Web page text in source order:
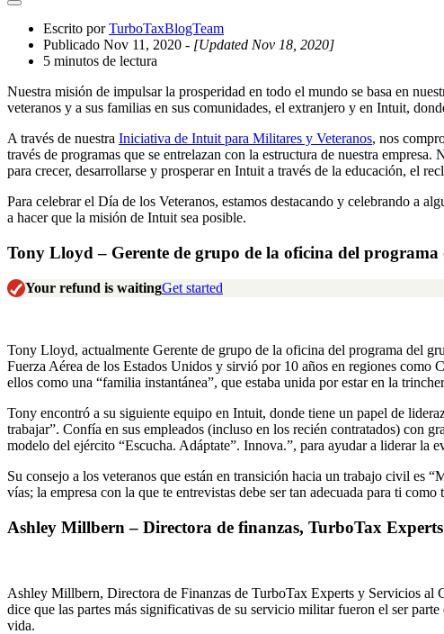
Abrir
cajón
compartido
Escrito porTurboTaxBlogTeam
Publicado Nov 11, 2020 - [Updated Nov 18, 2020]
5 minutos de lectura
Nuestra misión de impulsar la prosperidad en todo el mundo se basa en
veteranos y a sus familias en sus comunidades, el extranjero y en Intuit,
A través de nuestra Iniciativa de Intuit para Militares y Veteranos, nos
través de programas que se entrelazan con la estructura de nuestra
para crecer, desarrollarse y prosperar en Intuit a través de la educación, el
Para celebrar el Día de los Veteranos, estamos destacando y celebrando a
a hacer que la misión de Intuit sea posible.
Tony Lloyd – Gerente de grupo de la oficina del
Your refund is waitingGet started
Tony Lloyd, actualmente Gerente de grupo de la oficina del programa del
Fuerza Aérea de los Estados Unidos y sirvió por 10 años en regiones
ellos como una “familia instantánea”, que estaba unida por estar en la
Tony encontró a su siguiente equipo en Intuit, donde tiene un papel de
trabajar”. Confía en sus empleados (incluso en los recién contratados) con
modelo del ejército “Escucha. Adáptate”. Innova.”, para ayudar a liderar la
Su consejo a los veteranos que están en transición hacia un trabajo civil es
vías; la empresa con la que te entrevistas debe ser tan adecuada para ti
Ashley Millbern – Directora de finanzas, TurboTax
Ashley Millbern, Directora de Finanzas de TurboTax Experts y Servicios al
dice que las partes más significativas de su servicio militar fueron el ser
vida.